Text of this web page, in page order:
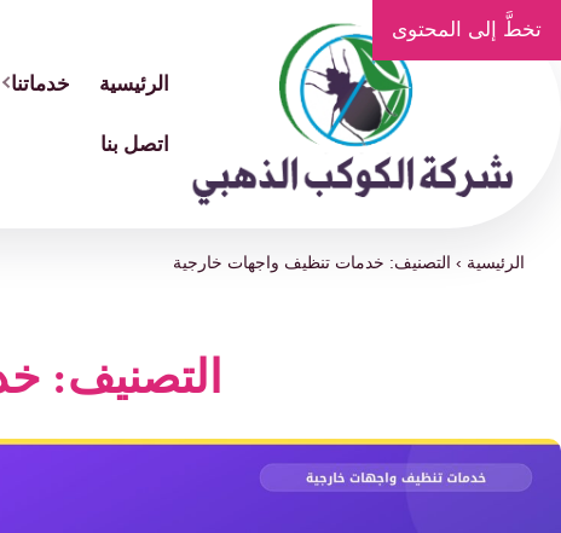
تخطَّ إلى المحتوى
الرئيسية خدماتنا
اتصل بنا
الرئيسية › التصنيف: خدمات تنظيف واجهات خارجية
التصنيف: